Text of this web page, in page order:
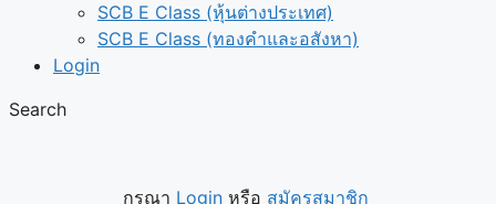
SCB E Class (หุ้นต่างประเทศ)
SCB E Class (ทองคำและอสังหา)
Login
Search
กรุณา Loginหรือ สมัครสมาชิก